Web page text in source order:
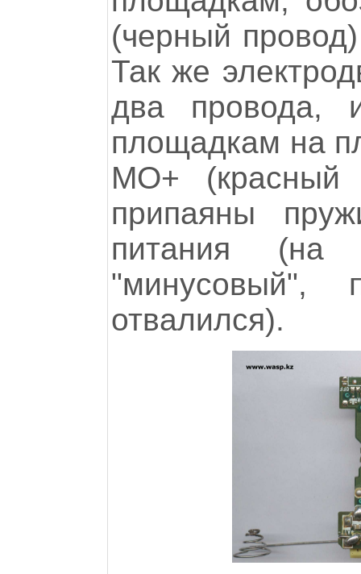
(черный
Так же
два провода,
площадкам на
MO+
припаяны
питания (на
"минусовый",
отвалился).